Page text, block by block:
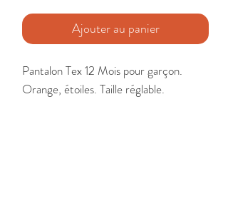
Ajouter au panier
Pantalon Tex 12 Mois pour garçon.
Orange, étoiles. Taille réglable.